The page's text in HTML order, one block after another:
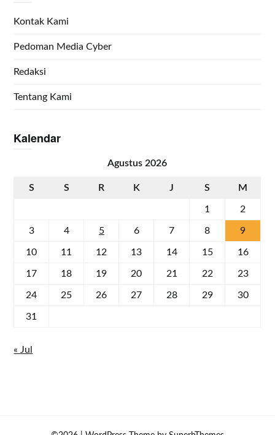
Kontak Kami
Pedoman Media Cyber
Redaksi
Tentang Kami
Kalendar
Agustus 2026
S S R K J S M
1 2
3 4 5 6 7 8 9
10 11 12 13 14 15 16
17 18 19 20 21 22 23
24 25 26 27 28 29 30
31
« Jul